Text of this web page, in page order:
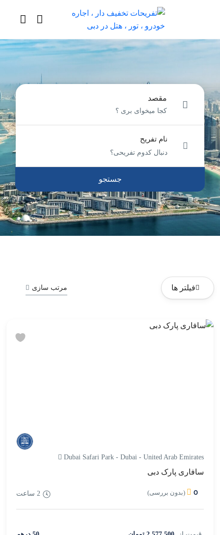
مقصد
نام تفریح
جستجو
فیلتر ها مرتب سازی
Dubai Safari Park - Dubai - United Arab Emirates
سافاری پارک دبی
0 (بدون بررسی) 2 ساعت